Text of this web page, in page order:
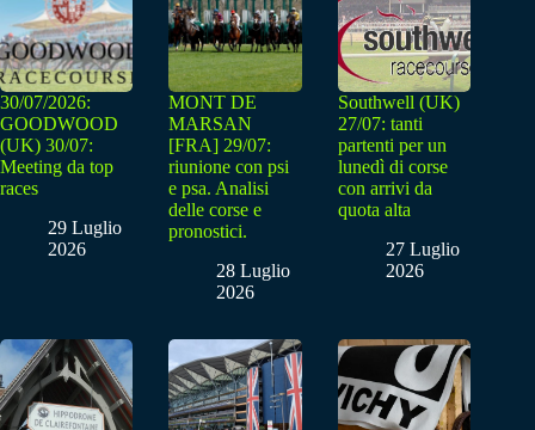
30/07/2026:
GOODWOOD
(UK) 30/07:
Meeting da top
races
29 Luglio
2026
MONT DE
MARSAN
[FRA] 29/07:
riunione con psi
e psa. Analisi
delle corse e
pronostici.
28 Luglio
2026
Southwell (UK)
27/07: tanti
partenti per un
lunedì di corse
con arrivi da
quota alta
27 Luglio
2026